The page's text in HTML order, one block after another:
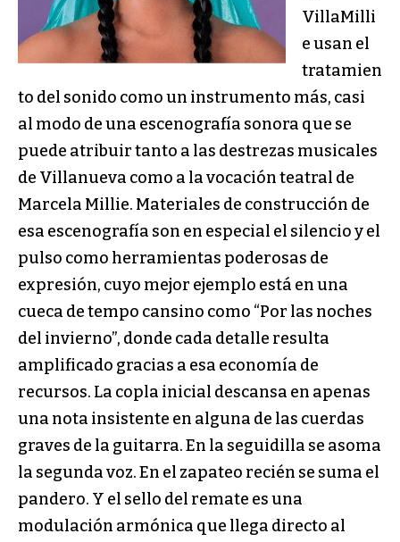
VillaMilli
e usan el
tratamien
to del sonido como un instrumento más, casi
al modo de una escenografía sonora que se
puede atribuir tanto a las destrezas musicales
de Villanueva como a la vocación teatral de
Marcela Millie. Materiales de construcción de
esa escenografía son en especial el silencio y el
pulso como herramientas poderosas de
expresión, cuyo mejor ejemplo está en una
cueca de tempo cansino como “Por las noches
del invierno”, donde cada detalle resulta
amplificado gracias a esa economía de
recursos. La copla inicial descansa en apenas
una nota insistente en alguna de las cuerdas
graves de la guitarra. En la seguidilla se asoma
la segunda voz. En el zapateo recién se suma el
pandero. Y el sello del remate es una
modulación armónica que llega directo al